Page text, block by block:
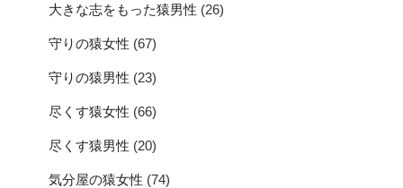
大きな志をもった猿男性 (26)
守りの猿女性 (67)
守りの猿男性 (23)
尽くす猿女性 (66)
尽くす猿男性 (20)
気分屋の猿女性 (74)